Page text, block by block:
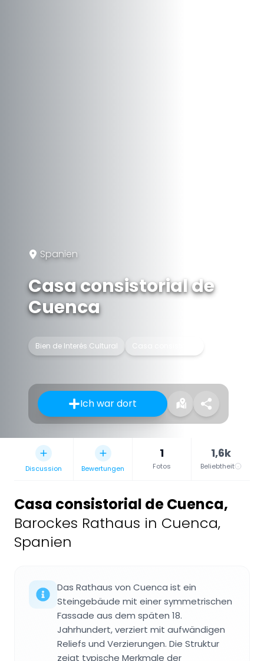
Spanien
Casa consistorial de
Cuenca
Bien de Interés Cultural
Ich war dort
Discussion Bewertungen
1
Fotos
1,6k
Beliebtheit
Casa consistorial de Cuenca,
Barockes Rathaus in Cuenca,
Spanien
Das Rathaus von Cuenca ist ein
Steingebäude mit einer symmetrischen
Fassade aus dem späten 18.
Jahrhundert, verziert mit aufwändigen
Reliefs und Verzierungen. Die Struktur
zeigt typische Merkmale der